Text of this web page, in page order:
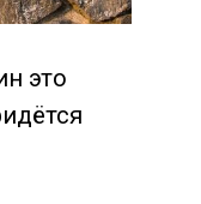
это